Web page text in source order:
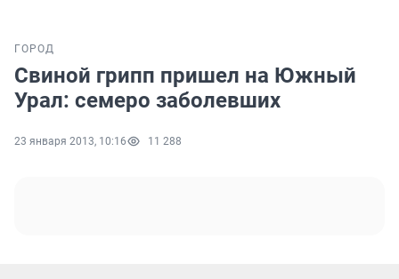
ГОРОД
Свиной грипп пришел на Южный
Урал: семеро заболевших
23 января 2013, 10:16 11 288